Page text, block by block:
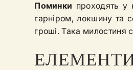
Поминки проходять у
гарніром, локшину та
гроші. Така милостиня